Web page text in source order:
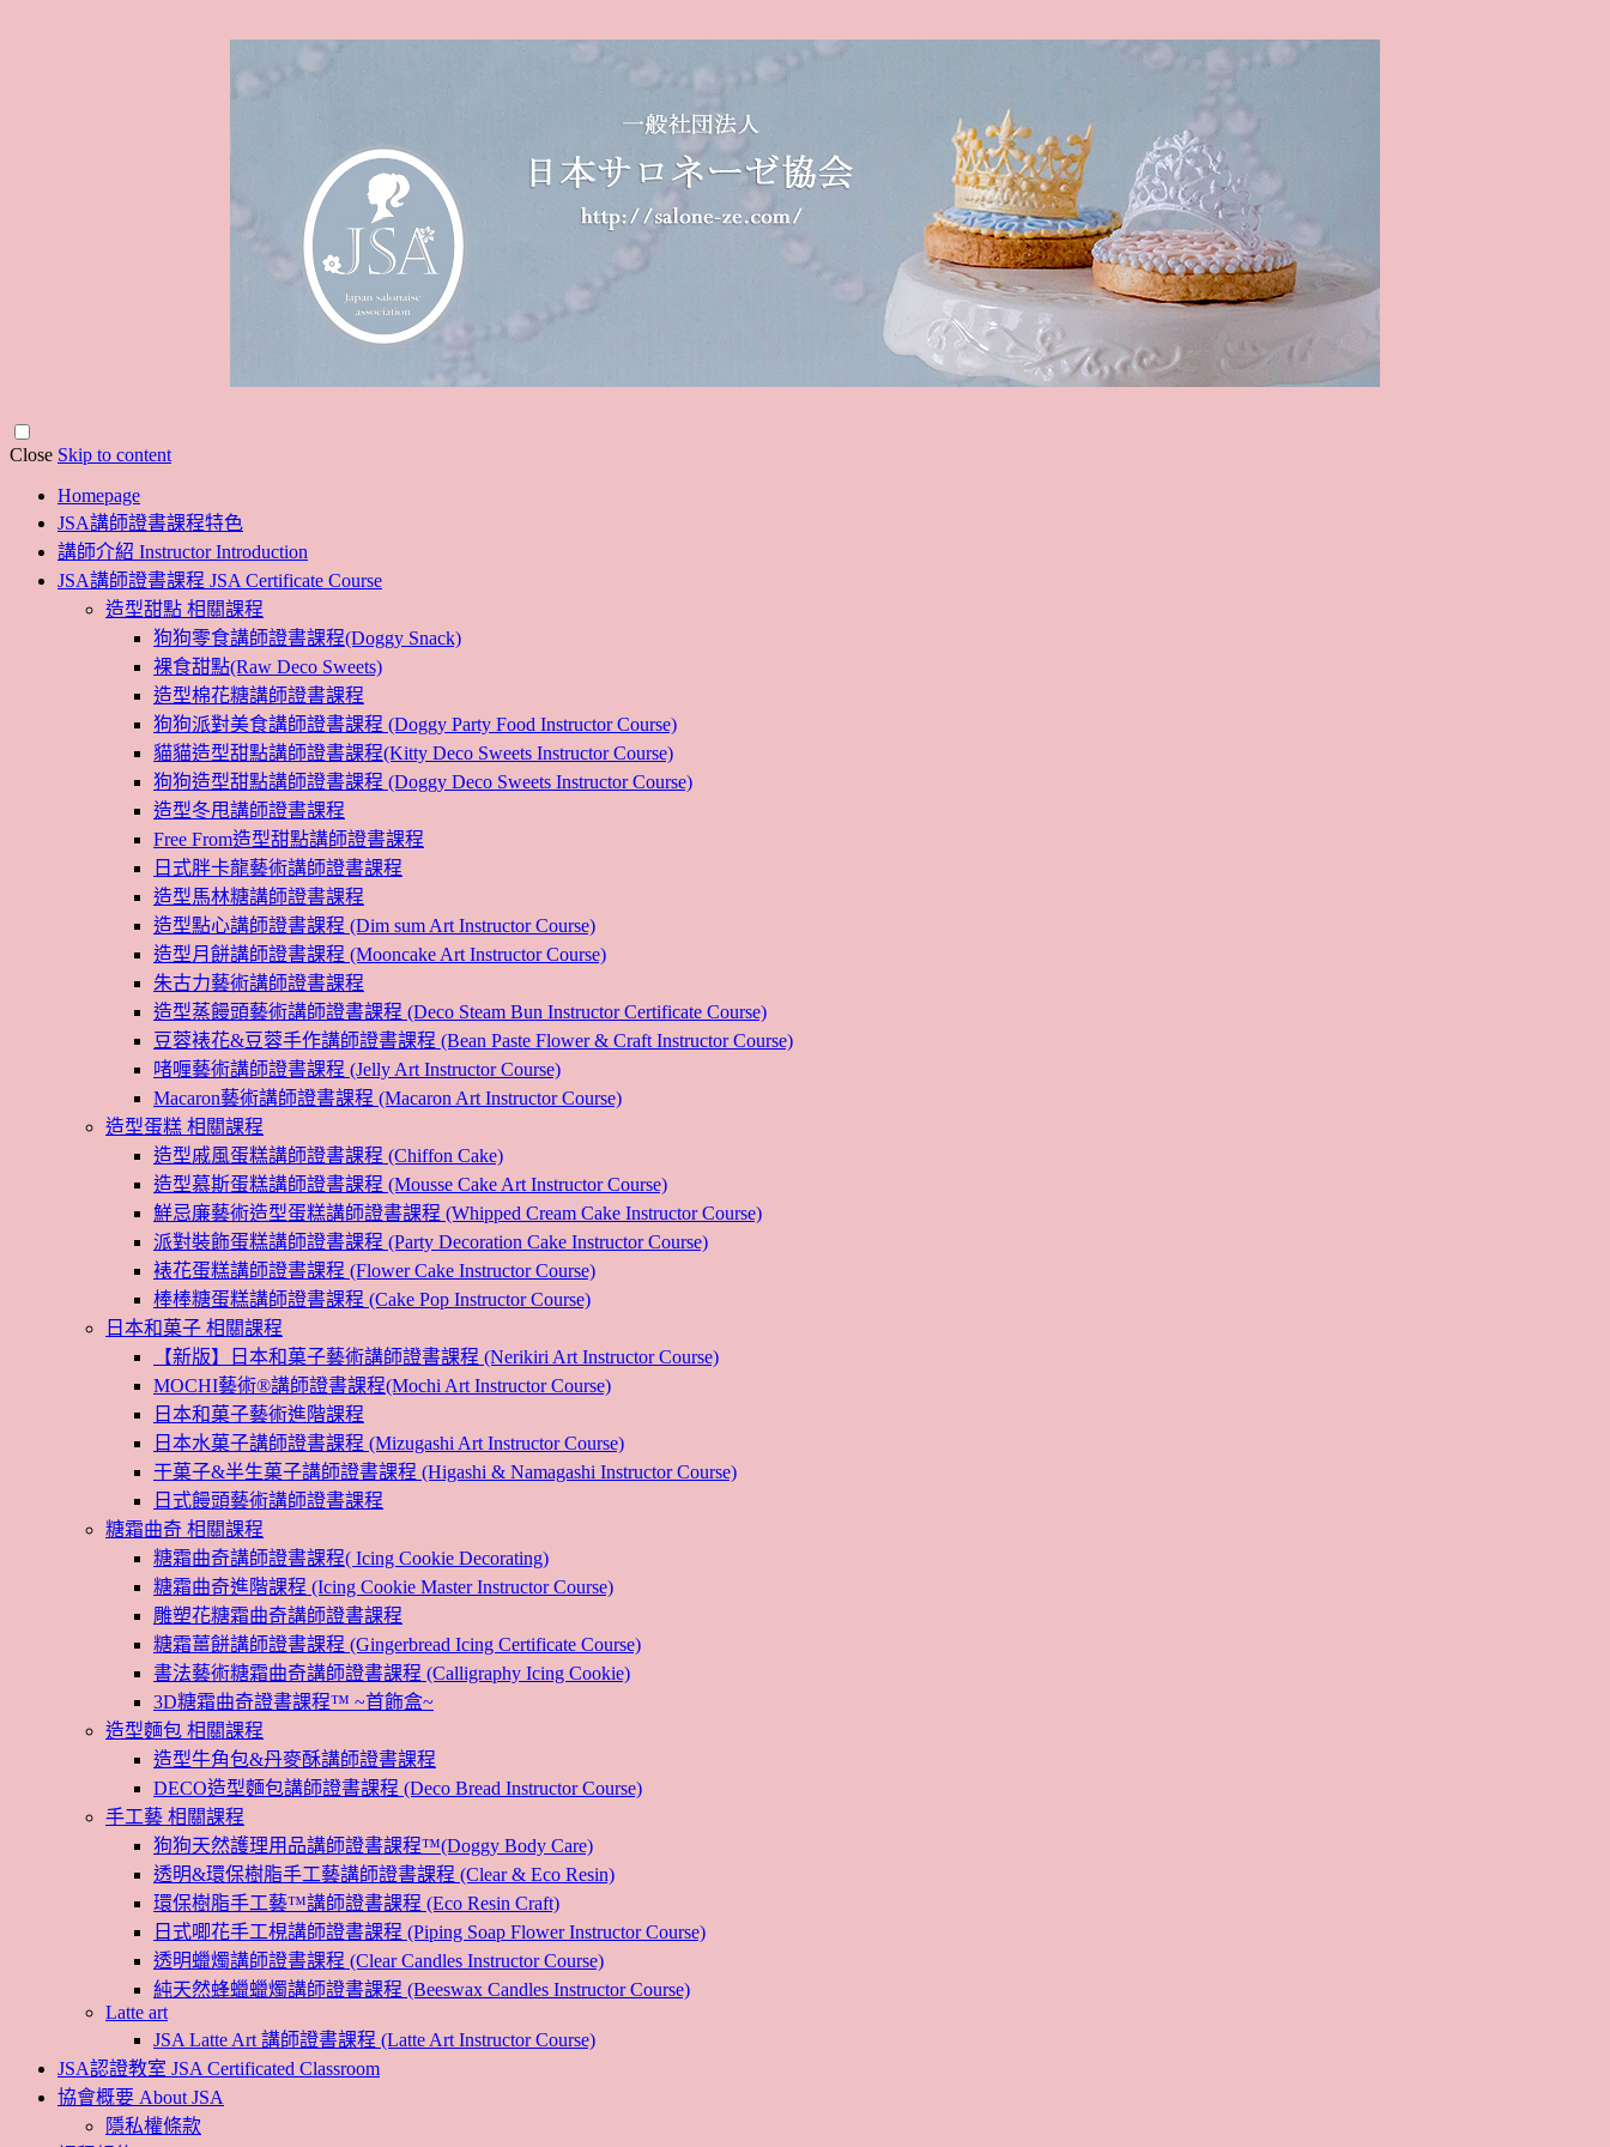
Close Skip to content
Homepage
JSA講師證書課程特色
講師介紹 Instructor Introduction
JSA講師證書課程 JSA Certificate Course
造型甜點 相關課程
狗狗零食講師證書課程(Doggy Snack)
裸食甜點(Raw Deco Sweets)
造型棉花糖講師證書課程
狗狗派對美食講師證書課程 (Doggy Party Food Instructor Course)
貓貓造型甜點講師證書課程(Kitty Deco Sweets Instructor Course)
狗狗造型甜點講師證書課程 (Doggy Deco Sweets Instructor Course)
造型冬甩講師證書課程
Free From造型甜點講師證書課程
日式胖卡龍藝術講師證書課程
造型馬林糖講師證書課程
造型點心講師證書課程 (Dim sum Art Instructor Course)
造型月餅講師證書課程 (Mooncake Art Instructor Course)
朱古力藝術講師證書課程
造型蒸饅頭藝術講師證書課程 (Deco Steam Bun Instructor Certificate Course)
豆蓉裱花&豆蓉手作講師證書課程 (Bean Paste Flower & Craft Instructor Course)
啫喱藝術講師證書課程 (Jelly Art Instructor Course)
Macaron藝術講師證書課程 (Macaron Art Instructor Course)
造型蛋糕 相關課程
造型戚風蛋糕講師證書課程 (Chiffon Cake)
造型慕斯蛋糕講師證書課程 (Mousse Cake Art Instructor Course)
鮮忌廉藝術造型蛋糕講師證書課程 (Whipped Cream Cake Instructor Course)
派對裝飾蛋糕講師證書課程 (Party Decoration Cake Instructor Course)
裱花蛋糕講師證書課程 (Flower Cake Instructor Course)
棒棒糖蛋糕講師證書課程 (Cake Pop Instructor Course)
日本和菓子 相關課程
【新版】日本和菓子藝術講師證書課程 (Nerikiri Art Instructor Course)
MOCHI藝術®講師證書課程(Mochi Art Instructor Course)
日本和菓子藝術進階課程
日本水菓子講師證書課程 (Mizugashi Art Instructor Course)
干菓子&半生菓子講師證書課程 (Higashi & Namagashi Instructor Course)
日式饅頭藝術講師證書課程
糖霜曲奇 相關課程
糖霜曲奇講師證書課程( Icing Cookie Decorating)
糖霜曲奇進階課程 (Icing Cookie Master Instructor Course)
雕塑花糖霜曲奇講師證書課程
糖霜薑餅講師證書課程 (Gingerbread Icing Certificate Course)
書法藝術糖霜曲奇講師證書課程 (Calligraphy Icing Cookie)
3D糖霜曲奇證書課程™ ~首飾盒~
造型麵包 相關課程
造型牛角包&丹麥酥講師證書課程
DECO造型麵包講師證書課程 (Deco Bread Instructor Course)
手工藝 相關課程
狗狗天然護理用品講師證書課程™(Doggy Body Care)
透明&環保樹脂手工藝講師證書課程 (Clear & Eco Resin)
環保樹脂手工藝™講師證書課程 (Eco Resin Craft)
日式唧花手工梘講師證書課程 (Piping Soap Flower Instructor Course)
透明蠟燭講師證書課程 (Clear Candles Instructor Course)
純天然蜂蠟蠟燭講師證書課程 (Beeswax Candles Instructor Course)
Latte art
JSA Latte Art 講師證書課程 (Latte Art Instructor Course)
JSA認證教室 JSA Certificated Classroom
協會概要 About JSA
隱私權條款